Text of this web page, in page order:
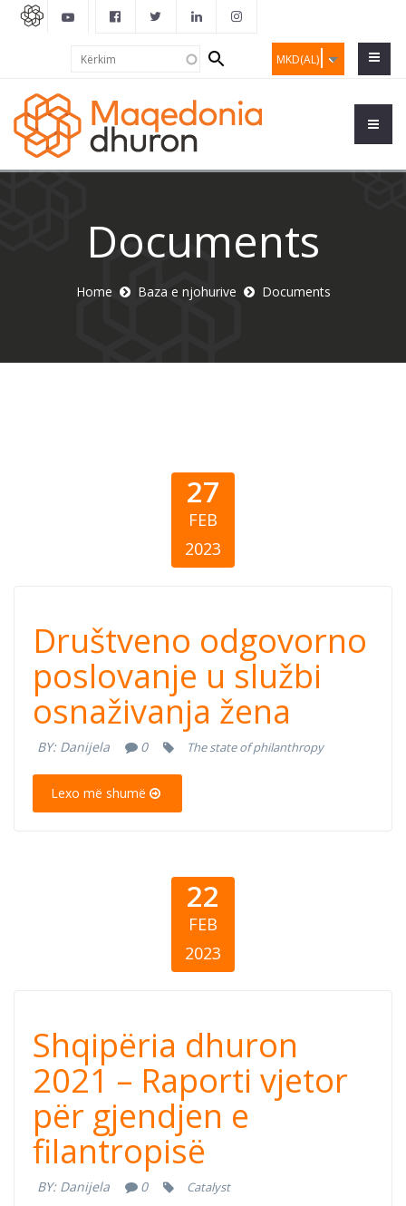
MKD(AL)
Search
form
Documents
Home Baza e njohurive Documents
27
FEB
2023
Društveno
odgovorno
poslovanje u
službi
osnaživanja
Društveno odgovorno
poslovanje u službi
osnaživanja žena
BY: Danijela 0 The state of philanthropy
Lexo më shumë
22
FEB
2023
Shqipëria
dhuron 2021 –
Raporti vjetor
për gjendjen e
Shqipëria dhuron
2021 – Raporti vjetor
për gjendjen e
filantropisë
BY: Danijela 0 Catalyst